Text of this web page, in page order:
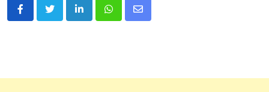
LinkedInWhatsappShare